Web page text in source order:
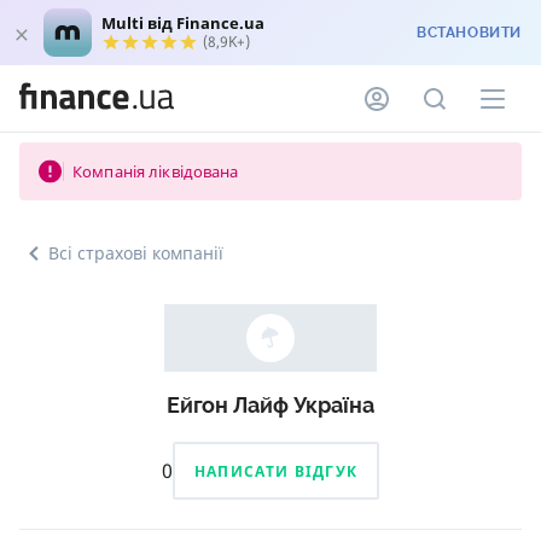
Multi від Finance.ua
(8,9K+) ВСТАНОВИТИ
Компанія ліквідована
Всі страхові компанії
Ейгон Лайф Україна
0 НАПИСАТИ ВІДГУК